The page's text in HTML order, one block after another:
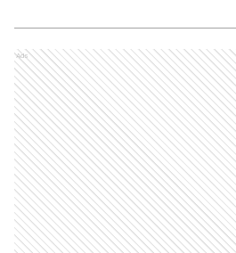
Ads